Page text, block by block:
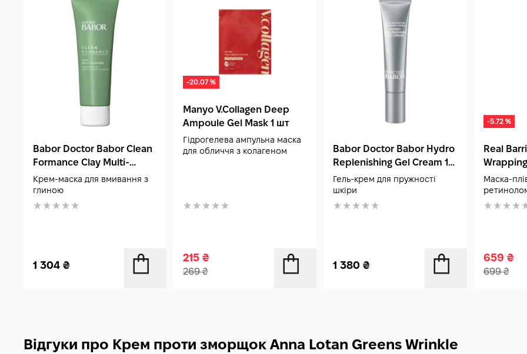
гладкою, підтягнутою й доглянутою.
Babor Doctor Babor Clean
Formance Clay Multi-
Cleanser 75 мл
Крем-маска для вмивання з
глиною
1 304 ₴
-20.07 %
Manyo V.Collagen Deep
Ampoule Gel Mask 1 шт
Гідрогелева ампульна маска
для обличчя з колагеном
215₴
269₴
Babor Doctor Babor Hydro
Replenishing Gel Cream 15
мл
Гель-крем для пружності
шкіри
1 380₴
-5.72 %
Real
Маска-
659 ₴
699₴
Відгуки про Крем проти зморщок Anna Lotan Greens Wrinkle